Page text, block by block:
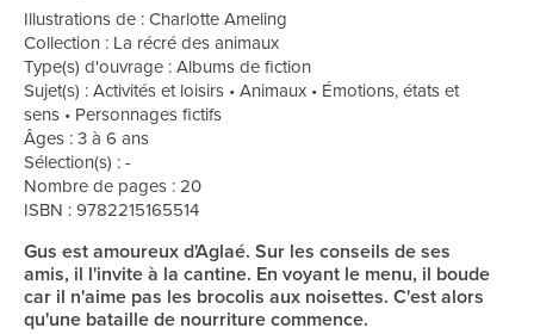
Illustrations de : Charlotte Ameling
Collection : La récré des animaux
Type(s) d'ouvrage : Albums de fiction
Sujet(s) : Activités et loisirs • Animaux • Émotions, états et
sens • Personnages fictifs
Âges : 3 à 6 ans
Sélection(s) : -
Nombre de pages : 20
ISBN : 9782215165514
Gus est amoureux d'Aglaé. Sur les conseils de ses
amis, il l'invite à la cantine. En voyant le menu, il boude
car il n'aime pas les brocolis aux noisettes. C'est alors
qu'une bataille de nourriture commence.